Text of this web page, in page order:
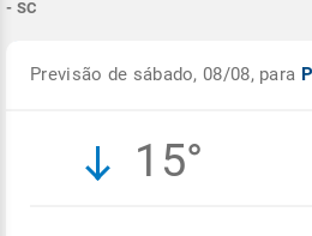
- SC
Previsão de sábado, 08/08, para
15°